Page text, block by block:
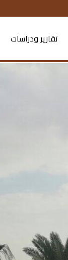
تقارير ودراسات